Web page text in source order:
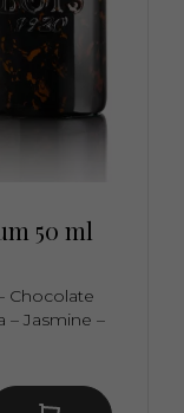
50 ml
Chocolate
– Jasmine –